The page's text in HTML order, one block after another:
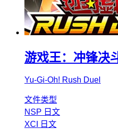
游戏王：冲锋决
Yu-Gi-Oh! Rush Duel
文件类型
NSP 日文
XCI
日文